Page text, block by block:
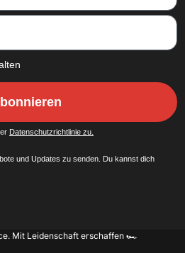
from us?
Datenschutzrichtlinie zu.
und Updates zu senden. Du kannst dich
Mit Leidenschaft erschaffen 🏎️